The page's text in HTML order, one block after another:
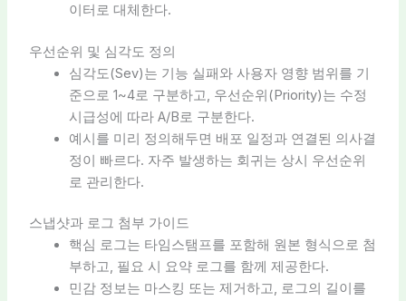
이터로 대체한다.
우선순위 및 심각도 정의
심각도(Sev)는 기능 실패와 사용자 영향 범위를 기
준으로 1~4로 구분하고, 우선순위(Priority)는 수정
시급성에 따라 A/B로 구분한다.
예시를 미리 정의해두면 배포 일정과 연결된 의사결
정이 빠르다. 자주 발생하는 회귀는 상시 우선순위
로 관리한다.
스냅샷과 로그 첨부 가이드
핵심 로그는 타임스탬프를 포함해 원본 형식으로 첨
부하고, 필요 시 요약 로그를 함께 제공한다.
민감 정보는 마스킹 또는 제거하고, 로그의 길이를